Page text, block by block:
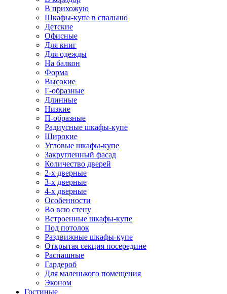
В прихожую
Шкафы-купе в спальню
Детские
Офисные
Для книг
Для одежды
На балкон
Форма
Высокие
Г-образные
Длинные
Низкие
П-образные
Радиусные шкафы-купе
Широкие
Угловые шкафы-купе
Закругленный фасад
Количество дверей
2-х дверные
3-х дверные
4-х дверные
Особенности
Во всю стену
Встроенные шкафы-купе
Под потолок
Раздвижные шкафы-купе
Открытая секция посередине
Распашные
Гардероб
Для маленького помещения
Эконом
Гостиные